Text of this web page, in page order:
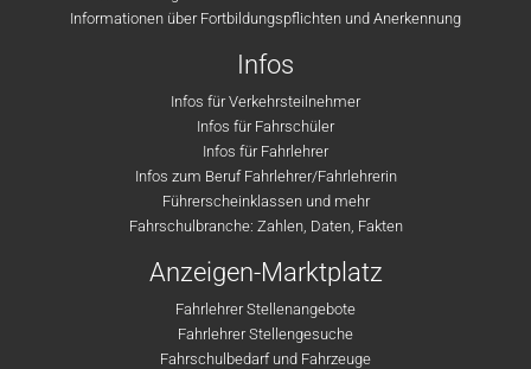
Informationen über Fortbildungspflichten und Anerkennung
Infos
Infos für Verkehrsteilnehmer
Infos für Fahrschüler
Infos für Fahrlehrer
Infos zum Beruf Fahrlehrer/Fahrlehrerin
Führerscheinklassen und mehr
Fahrschulbranche: Zahlen, Daten, Fakten
Anzeigen-Marktplatz
Fahrlehrer Stellenangebote
Fahrlehrer Stellengesuche
Fahrschulbedarf und Fahrzeuge